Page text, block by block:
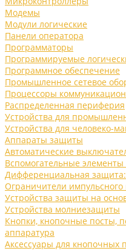
Модемы
Модули логические
Панели оператора
Программаторы
Программируемые
Программное обеспечение
Промышленное сетевое
Процессоры
Распределенная периферия
Устройства для
Устройства для человеко-
Аппараты защиты
Автоматические
Вспомогательные элементы
Дифференциальная
Ограничители
Устройства защиты на
Устройства молниезащиты
Кнопки, кнопочные посты,
аппаратура
Аксессуары для кнопочных